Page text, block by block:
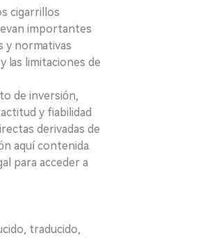
cigarrillos
importantes
y normativas
las limitaciones de
de inversión,
y fiabilidad
derivadas de
aquí contenida.
para acceder a
traducido,